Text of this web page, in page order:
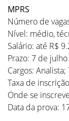
MPRS
Número de
Nível: médio,
Salário: até R$
Prazo: 7 de julho
Cargos:
Taxa de
Onde se
Data da prova: